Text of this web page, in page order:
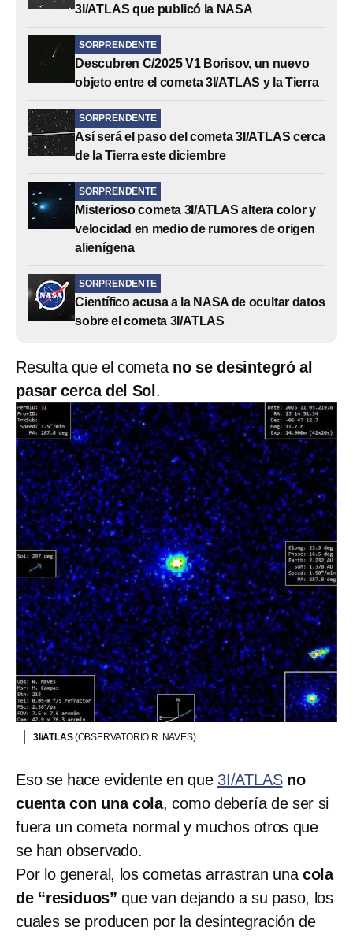
3I/ATLAS que publicó la NASA
SORPRENDENTE
Descubren C/2025 V1 Borisov, un nuevo
objeto entre el cometa 3I/ATLAS y la Tierra
SORPRENDENTE
Así será el paso del cometa 3I/ATLAS cerca
de la Tierra este diciembre
SORPRENDENTE
Misterioso cometa 3I/ATLAS altera color y
velocidad en medio de rumores de origen
alienígena
SORPRENDENTE
Científico acusa a la NASA de ocultar datos
sobre el cometa 3I/ATLAS
Resulta que el cometa no se desintegró al
pasar cerca del Sol .
3I/ATLAS(OBSERVATORIO R. NAVES)
Eso se hace evidente en que 3I/ATLASno
cuenta con una cola, como debería de ser si
fuera un cometa normal y muchos otros que
se han observado.
Por lo general, los cometas arrastran una cola
de “residuos” que van dejando a su paso, los
cuales se producen por la desintegración de